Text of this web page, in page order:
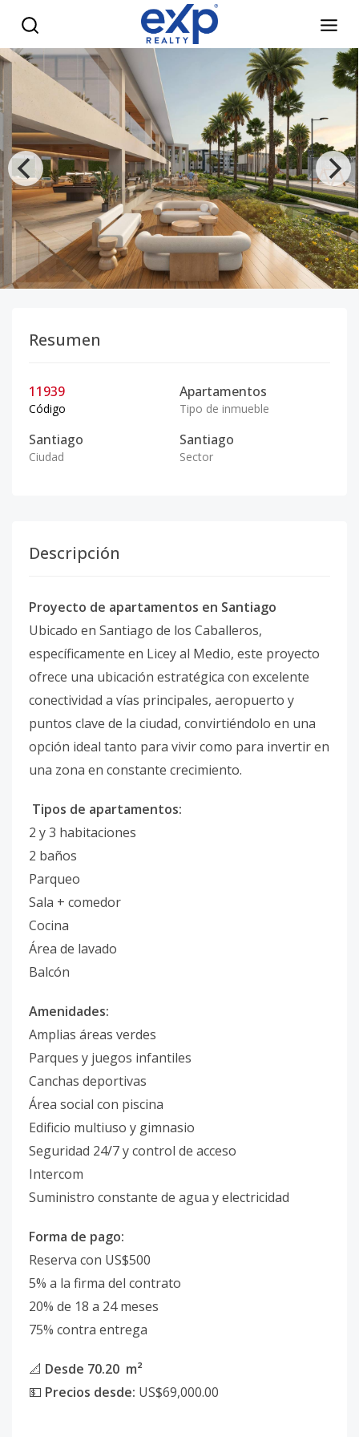
Resumen
11939
Código
Apartamentos
Tipo de inmueble
Santiago
Ciudad
Santiago
Sector
Descripción
Proyecto de apartamentos en Santiago
Ubicado en Santiago de los Caballeros,
específicamente en Licey al Medio, este proyecto
ofrece una ubicación estratégica con excelente
conectividad a vías principales, aeropuerto y
puntos clave de la ciudad, convirtiéndolo en una
opción ideal tanto para vivir como para invertir en
una zona en constante crecimiento.
Tipos de apartamentos:
2 y 3 habitaciones
2 baños
Parqueo
Sala + comedor
Cocina
Área de lavado
Balcón
Amenidades:
Amplias áreas verdes
Parques y juegos infantiles
Canchas deportivas
Área social con piscina
Edificio multiuso y gimnasio
Seguridad 24/7 y control de acceso
Intercom
Suministro constante de agua y electricidad
Forma de pago:
Reserva con US$500
5% a la firma del contrato
20% de 18 a 24 meses
75% contra entrega
📐 Desde 70.20 m²
💵 Precios desde: US$69,000.00
Proyecto de apartamentos en Santiago - eXp Realty